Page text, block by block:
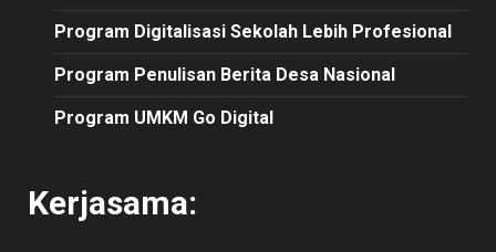
Program Digitalisasi Sekolah Lebih Profesional
Program Penulisan Berita Desa Nasional
Program UMKM Go Digital
Kerjasama: